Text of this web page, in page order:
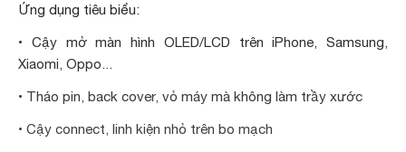
Ứng dụng tiêu biểu:
• Cậy mở màn hình OLED/LCD trên iPhone, Samsung,
Xiaomi, Oppo...
• Tháo pin, back cover, vỏ máy mà không làm trầy xước
• Cậy connect, linh kiện nhỏ trên bo mạch